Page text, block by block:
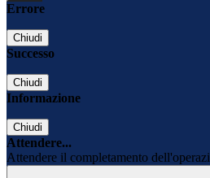
Errore
Chiudi
Successo
Chiudi
Informazione
Chiudi
Attendere...
Attendere il completamento